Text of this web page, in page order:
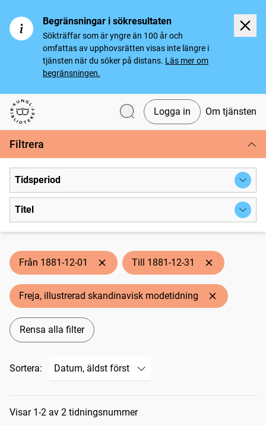
Begränsningar i sökresultaten
Sökträffar som är yngre än 100 år och
omfattas av upphovsrätten visas inte längre i
tjänsten när du söker på distans. Läs mer om
begränsningen.
Svenska tidningar
Logga in Om tjänsten
Filtrera
Tidsperiod
Titel
Från 1881-12-01 Till 1881-12-31
Freja, illustrerad skandinavisk modetidning
Rensa alla filter
Sortera:
Sökresultat
Visar 1-2 av 2 tidningsnummer